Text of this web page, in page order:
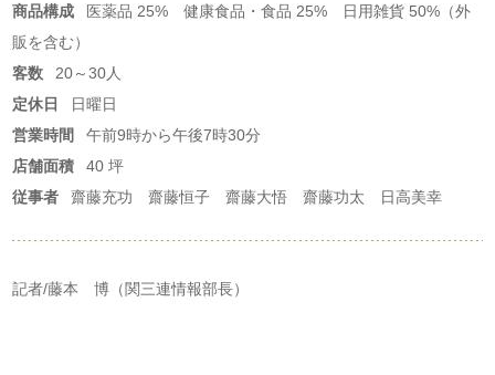
商品構成
医薬品 25% 健康食品・食品 25% 日用雑貨 50%（外
販を含む）
客数
20～30人
定休日
日曜日
営業時間
午前9時から午後7時30分
店舗面積
40 坪
従事者
齋藤充功 齋藤恒子 齋藤大悟 齋藤功太 日高美幸
記者/藤本 博（関三連情報部長）